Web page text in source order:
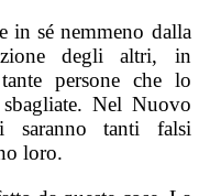
in sé nemmeno dalla
degli altri, in
persone che lo
Nel Nuovo
saranno tanti falsi
loro.